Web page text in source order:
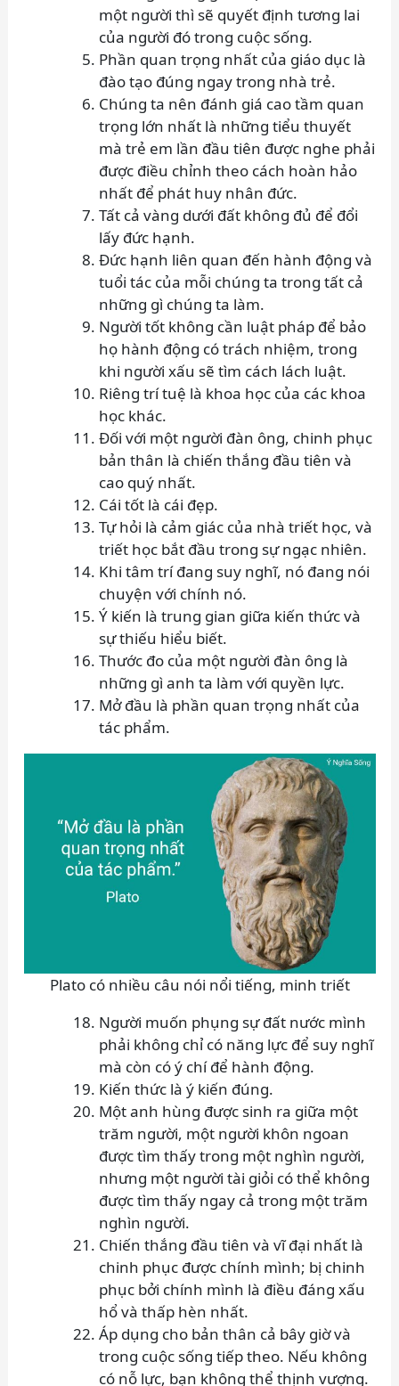
một người thì sẽ quyết định tương lai
của người đó trong cuộc sống.
Phần quan trọng nhất của giáo dục là
đào tạo đúng ngay trong nhà trẻ.
Chúng ta nên đánh giá cao tầm quan
trọng lớn nhất là những tiểu thuyết
mà trẻ em lần đầu tiên được nghe phải
được điều chỉnh theo cách hoàn hảo
nhất để phát huy nhân đức.
Tất cả vàng dưới đất không đủ để đổi
lấy đức hạnh.
Đức hạnh liên quan đến hành động và
tuổi tác của mỗi chúng ta trong tất cả
những gì chúng ta làm.
Người tốt không cần luật pháp để bảo
họ hành động có trách nhiệm, trong
khi người xấu sẽ tìm cách lách luật.
Riêng trí tuệ là khoa học của các khoa
học khác.
Đối với một người đàn ông, chinh phục
bản thân là chiến thắng đầu tiên và
cao quý nhất.
Cái tốt là cái đẹp.
Tự hỏi là cảm giác của nhà triết học, và
triết học bắt đầu trong sự ngạc nhiên.
Khi tâm trí đang suy nghĩ, nó đang nói
chuyện với chính nó.
Ý kiến là trung gian giữa kiến thức và
sự thiếu hiểu biết.
Thước đo của một người đàn ông là
những gì anh ta làm với quyền lực.
Mở đầu là phần quan trọng nhất của
tác phẩm.
Plato có nhiều câu nói nổi tiếng, minh triết
Người muốn phụng sự đất nước mình
phải không chỉ có năng lực để suy nghĩ
mà còn có ý chí để hành động.
Kiến thức là ý kiến đúng.
Một anh hùng được sinh ra giữa một
trăm người, một người khôn ngoan
được tìm thấy trong một nghìn người,
nhưng một người tài giỏi có thể không
được tìm thấy ngay cả trong một trăm
nghìn người.
Chiến thắng đầu tiên và vĩ đại nhất là
chinh phục được chính mình; bị chinh
phục bởi chính mình là điều đáng xấu
hổ và thấp hèn nhất.
Áp dụng cho bản thân cả bây giờ và
trong cuộc sống tiếp theo. Nếu không
có nỗ lực, bạn không thể thịnh vượng.